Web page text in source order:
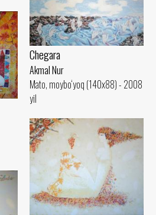
Chegara
Akmal Nur
Mato, moybo‘yoq (140x88) - 2008
yil